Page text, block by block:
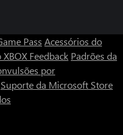
Pass Acessórios do
Feedback Padrões da
por
Suporte da Microsoft Store